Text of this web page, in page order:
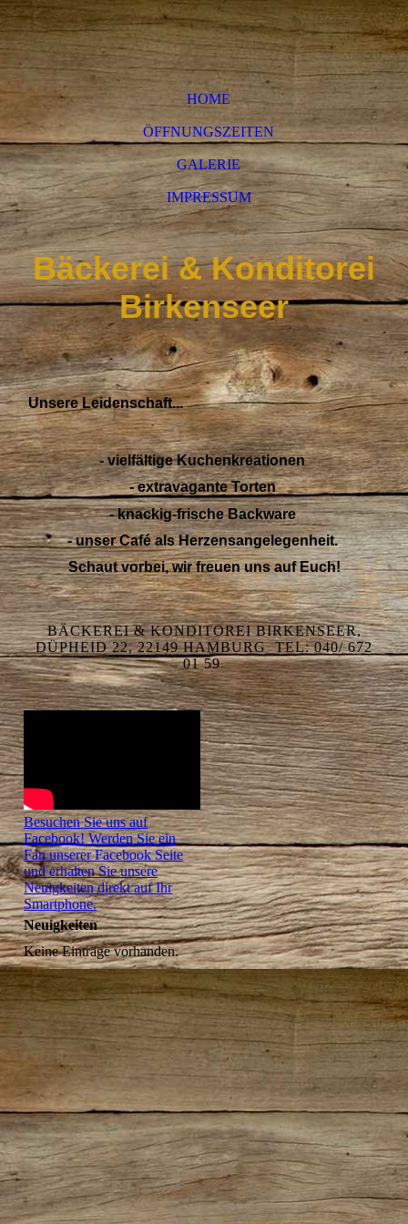
HOME
ÖFFNUNGSZEITEN
GALERIE
IMPRESSUM
Bäckerei & Konditorei
Birkenseer
Unsere Leidenschaft...
- vielfältige Kuchenkreationen
- extravagante Torten
- knackig-frische Backware
- unser Café als Herzensangelegenheit.
Schaut vorbei, wir freuen uns auf Euch!
BÄCKEREI & KONDITOREI BIRKENSEER,
DÜPHEID 22, 22149 HAMBURG TEL: 040/ 672
01 59
Besuchen Sie uns auf
Facebook! Werden Sie ein
Fan unserer Facebook Seite
und erhalten Sie unsere
Neuigkeiten direkt auf Ihr
Smartphone.
Neuigkeiten
Keine Einträge vorhanden.